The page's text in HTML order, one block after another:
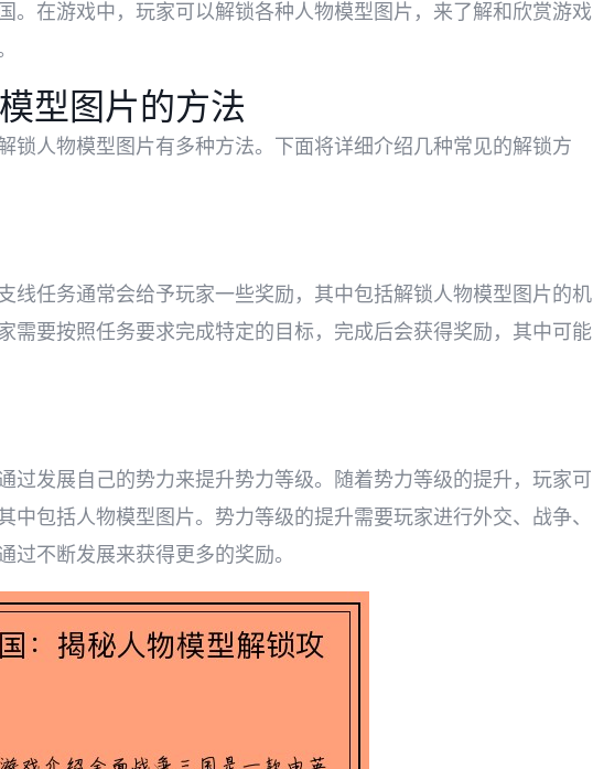
。在游戏中，玩家可以解锁各种人物模型图片，来了解和欣赏游戏
型图片的方法
锁人物模型图片有多种方法。下面将详细介绍几种常见的解锁方
线任务通常会给予玩家一些奖励，其中包括解锁人物模型图片的机
需要按照任务要求完成特定的目标，完成后会获得奖励，其中可能
过发展自己的势力来提升势力等级。随着势力等级的提升，玩家可
中包括人物模型图片。势力等级的提升需要玩家进行外交、战争、
过不断发展来获得更多的奖励。